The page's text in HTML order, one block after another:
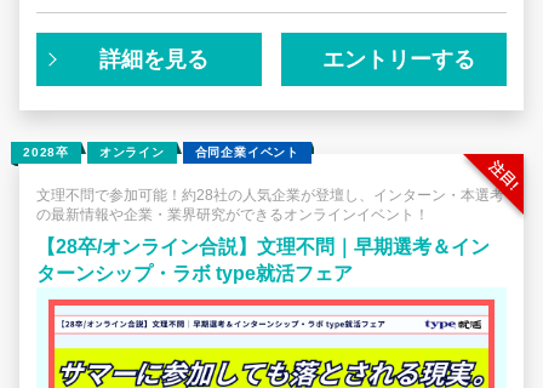
このイベントの魅力が伝わるはずです。
エントリーをお待ちしております！
詳細を見る エントリーする
2028卒 オンライン 合同企業イベント
文理不問で参加可能！約28社の人気企業が登壇し、インターン・本選考
の最新情報や企業・業界研究ができるオンラインイベント！
【28卒/オンライン合説】文理不問｜早期選考＆イン
ターンシップ・ラボ type就活フェア